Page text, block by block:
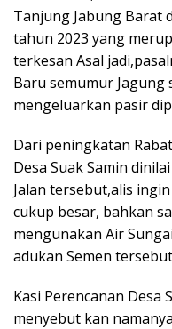
Tanjung Jabung Barat
tahun 2023 yang
terkesan Asal
Baru semumur Jagung
mengeluarkan pasir
Dari peningkatan
Desa Suak Samin
Jalan tersebut,alis
cukup besar, bahkan
mengunakan Air
adukan Semen
Kasi Perencanan Desa
menyebut kan